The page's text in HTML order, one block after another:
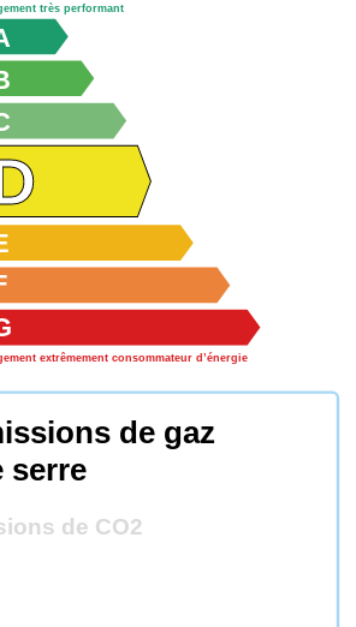
extrêmement consommateur d’énergie
très performant
de gaz
serre
de CO2